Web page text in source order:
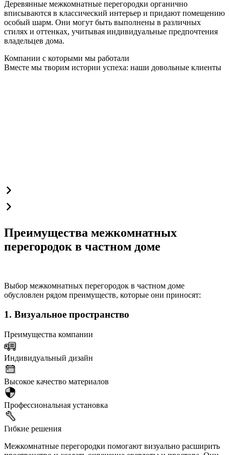
Деревянные межкомнатные перегородки органично
вписываются в классический интерьер и придают помещению
особый шарм. Они могут быть выполнены в различных
стилях и оттенках, учитывая индивидуальные предпочтения
владельцев дома.
Компании с которыми мы работали
Вместе мы творим истории успеха: наши довольные клиенты
Преимущества межкомнатных
перегородок в частном доме
Выбор межкомнатных перегородок в частном доме
обусловлен рядом преимуществ, которые они приносят:
1. Визуальное пространство
Преимущества компании
Индивидуальный дизайн
Высокое качество материалов
Профессиональная установка
Гибкие решения
Межкомнатные перегородки помогают визуально расширить